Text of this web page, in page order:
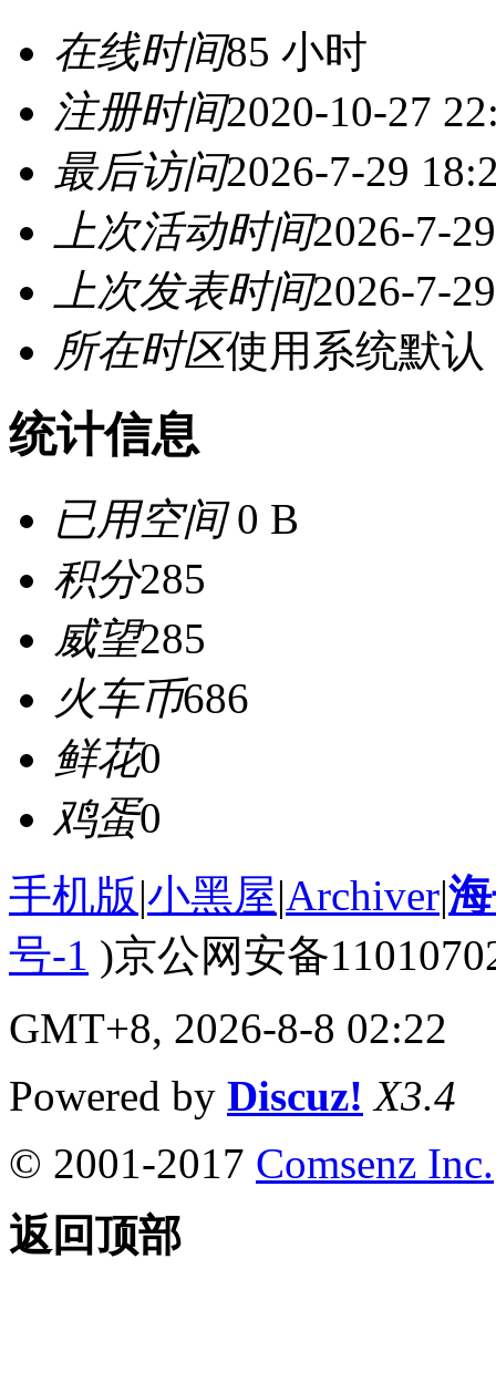
在线时间85 小时
注册时间2020-10-27
最后访问2026-7-29
上次活动时间2026-7-
上次发表时间2026-7-
所在时区使用系统默认
统计信息
已用空间0 B
积分285
威望285
火车币686
鲜花0
鸡蛋0
手机版|小黑屋|Archiver|
号-1 )京公网安备
GMT+8, 2026-8-8 02:22
Powered by Discuz! X3.4
© 2001-2017 Comsenz Inc.
返回顶部